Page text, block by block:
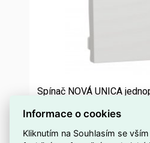
Spínač NOVÁ UNICA
Dostupnost EMAS
Informace o cookies
Kliknutím na Souhlasím se